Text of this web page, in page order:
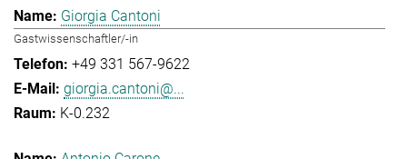
Giorgia Cantoni
Gastwissenschaftler/-in
+49 331 567-9622
giorgia.cantoni@...
K-0.232